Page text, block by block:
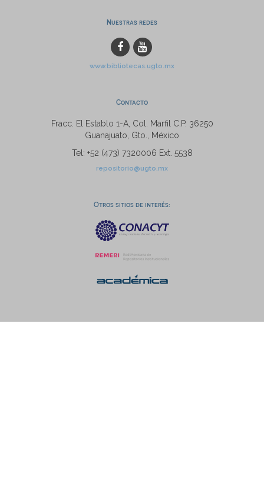
Nuestras redes
www.bibliotecas.ugto.mx
Contacto
Fracc. El Establo 1-A, Col. Marfil C.P. 36250
Guanajuato, Gto., México
Tel: +52 (473) 7320006 Ext. 5538
repositorio@ugto.mx
Otros sitios de interés: